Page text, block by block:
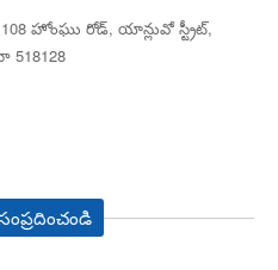
108 హోంఘు రోడ్, యాన్లువో స్ట్రీట్,